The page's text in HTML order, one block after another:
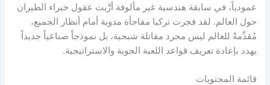
عمودياً، في سابقة هندسية غير مألوفة أرَّبت عقول خبراء الطيران
حول العالم. لقد فجرت تركيا مفاجأة مدوية أمام أنظار الجميع،
مُقدِّمةً للعالم ليس مجرد مقاتلة شبحية، بل نموذجاً صناعياً جديداً
يهدد بإعادة تعريف قواعد اللعبة الجوية والاستراتيجية.
قائمة المحتويات